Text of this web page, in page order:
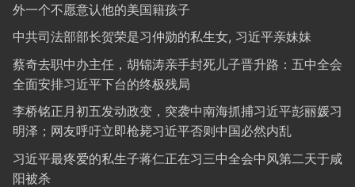
外一个不愿意认他的美国籍孩子
中共司法部部长贺荣是习仲勋的私生女, 习近平亲妹妹
蔡奇去职中办主任，胡锦涛亲手封死儿子晋升路：五中全会
全面安排习近平下台的终极残局
李桥铭正月初五发动政变，突袭中南海抓捕习近平彭丽媛习
明泽；网友呼吁立即枪毙习近平否则中国必然内乱
习近平最疼爱的私生子蒋仁正在习三中全会中风第二天于咸
阳被杀